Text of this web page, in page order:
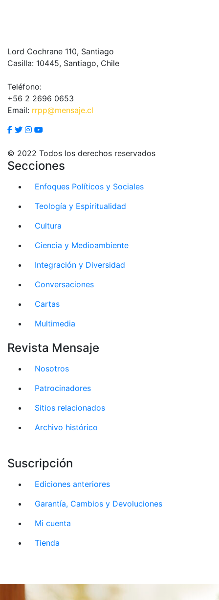
Lord Cochrane 110, Santiago
Casilla: 10445, Santiago, Chile
Teléfono:
+56 2 2696 0653
Email: rrpp@mensaje.cl
© 2022 Todos los derechos reservados
Secciones
Enfoques Políticos y Sociales
Teología y Espiritualidad
Cultura
Ciencia y Medioambiente
Integración y Diversidad
Conversaciones
Cartas
Multimedia
Revista Mensaje
Nosotros
Patrocinadores
Sitios relacionados
Archivo histórico
Suscripción
Ediciones anteriores
Garantía, Cambios y Devoluciones
Mi cuenta
Tienda